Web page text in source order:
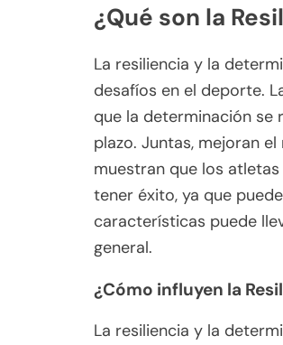
¿Qué son la
La resiliencia y la
desafíos en el deporte.
que la determinación se
plazo. Juntas, mejoran
muestran que los
tener éxito, ya que
características puede
general.
¿Cómo influyen la
La resiliencia y la